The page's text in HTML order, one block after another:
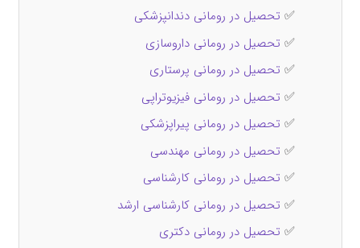
✅ تحصیل در رومانی دندانپزشکی
✅ تحصیل در رومانی داروسازی
✅ تحصیل در رومانی پرستاری
✅ تحصیل در رومانی فیزیوتراپی
✅ تحصیل در رومانی پیراپزشکی
✅ تحصیل در رومانی مهندسی
✅ تحصیل در رومانی کارشناسی
✅ تحصیل در رومانی کارشناسی ارشد
✅ تحصیل در رومانی دکتری